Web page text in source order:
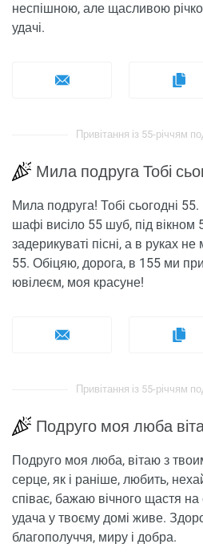
неспішною, але щасливою
удачі.
Привітання із 55-річчям
Мила подруга Тобі
Мила подруга! Тобі сьогодні
шафі висіло 55 шуб, під вікном
задерикуваті пісні, а в руках
55. Обіцяю, дорога, в 155 ми
ювілеєм, моя красуне!
Привітання із 55-річчям
Подруго моя люба
Подруго моя люба, вітаю з
серце, як і раніше, любить,
співає, бажаю вічного щастя на
удача у твоєму домі живе.
благополуччя, миру і добра.